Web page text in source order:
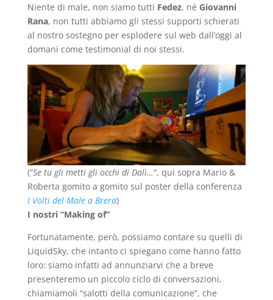
Niente di male, non siamo tutti Fedez, né Giovanni
Rana, non tutti abbiamo gli stessi supporti schierati
al nostro sostegno per esplodere sul web dall’oggi al
domani come testimonial di noi stessi.
(“Se tu gli metti gli occhi di Dalì…“, qui sopra Mario &
Roberta gomito a gomito sul poster della conferenza
I Volti del Male a Brera)
I nostri “Making of”
Fortunatamente, però, possiamo contare su quelli di
LiquidSky, che intanto ci spiegano come hanno fatto
loro: siamo infatti ad annunziarvi che a breve
presenteremo un piccolo ciclo di conversazioni,
chiamiamoli “salotti della comunicazione”, che